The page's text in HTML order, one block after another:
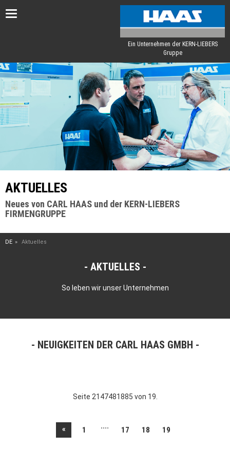
Toggle
Ein Unternehmen der KERN-LIEBERS
Gruppe
AKTUELLES
Neues von CARL HAAS und der KERN-LIEBERS
FIRMENGRUPPE
DE Aktuelles
AKTUELLES
So leben wir unser Unternehmen
NEUIGKEITEN DER CARL HAAS GMBH
Seite 2147481885 von 19.
« 1 .... 17 18 19